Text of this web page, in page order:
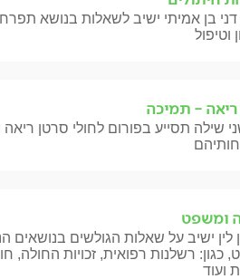
דני בן אמיתי ישיב לשאלות בנושא
- תמיכה
שילה תסייע בפורום לחולי סרטן ריאה
ומשפט
לין ישיב על שאלות הגולשים בנושאים
כגון: רשלנות רפואית, זכויות החולה,
ועוד